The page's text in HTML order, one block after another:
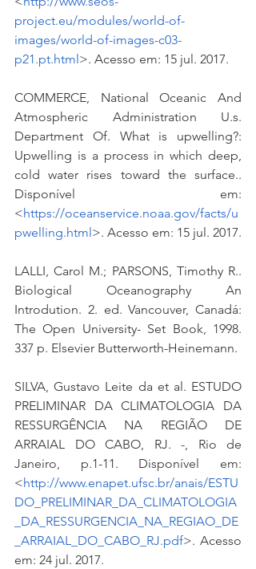
project.eu/modules/world-of-
images/world-of-images-c03-
p21.pt.html >. Acesso em: 15 jul. 2017.
COMMERCE, National Oceanic And
Atmospheric Administration U.s.
Department Of. What is upwelling?:
Upwelling is a process in which deep,
cold water rises toward the surface..
Disponível em:
<https://oceanservice.noaa.gov/facts/u
pwelling.html >. Acesso em: 15 jul. 2017.
LALLI, Carol M.; PARSONS, Timothy R..
Biological Oceanography An
Introdution. 2. ed. Vancouver, Canadá:
The Open University- Set Book, 1998.
337 p. Elsevier Butterworth-Heinemann.
SILVA, Gustavo Leite da et al. ESTUDO
PRELIMINAR DA CLIMATOLOGIA DA
RESSURGÊNCIA NA REGIÃO DE
ARRAIAL DO CABO, RJ. -, Rio de
Janeiro, p.1-11. Disponível em:
<http://www.enapet.ufsc.br/anais/ESTU
DO_PRELIMINAR_DA_CLIMATOLOGIA
_DA_RESSURGENCIA_NA_REGIAO_DE
_ARRAIAL_DO_CABO_RJ.pdf>. Acesso
em: 24 jul. 2017.